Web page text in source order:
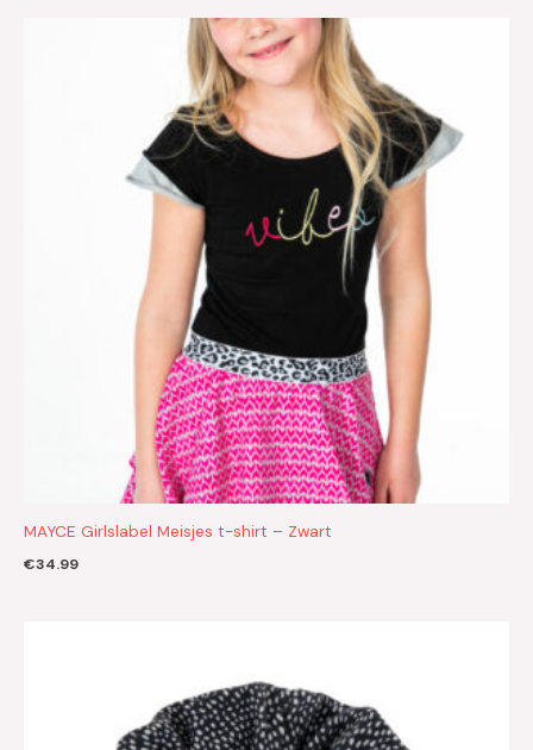
MAYCE Girlslabel Meisjes t-shirt – Zwart
€34.99